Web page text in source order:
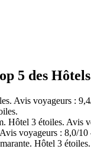
5 des
Avis voyageurs :
Hôtel 3 étoiles. Avis
voyageurs : 8,0/
Hôtel 3